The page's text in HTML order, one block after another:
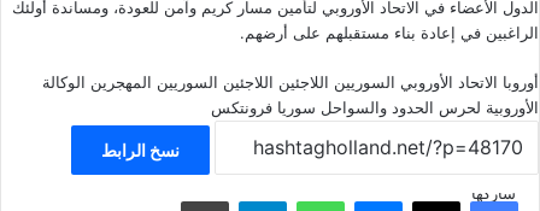
الدول الأعضاء في الاتحاد الأوروبي لتأمين مسار كريم وآمن للعودة، ومساندة أولئك
الراغبين في إعادة بناء مستقبلهم على أرضهم.
أوروبا الاتحاد الأوروبي السوريين اللاجئين اللاجئين السوريين المهجرين الوكالة
الأوروبية لحرس الحدود والسواحل سوريا فرونتكس
نسخ الرابط
شاركهافيسبوك ‫X ماسنجر واتساب تيلقرام مشاركة عبر البريد